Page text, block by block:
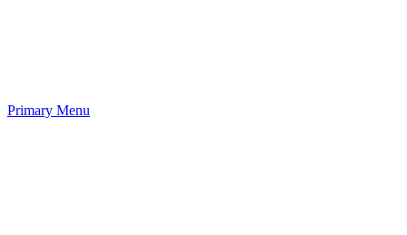
Primary Menu